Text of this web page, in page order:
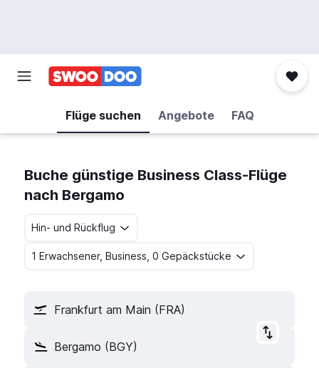
Flüge suchen Angebote FAQ
Buche günstige Business Class-Flüge
nach Bergamo
Hin- und Rückflug
1 Erwachsener, Business, 0 Gepäckstücke
Frankfurt am Main (FRA)
Bergamo (BGY)